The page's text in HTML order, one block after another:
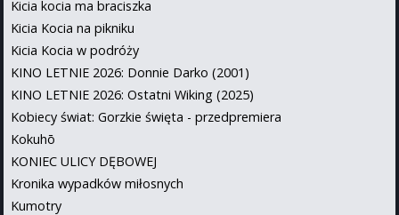
Kicia kocia ma braciszka
Kicia Kocia na pikniku
Kicia Kocia w podróży
KINO LETNIE 2026: Donnie Darko (2001)
KINO LETNIE 2026: Ostatni Wiking (2025)
Kobiecy świat: Gorzkie święta - przedpremiera
Kokuhō
KONIEC ULICY DĘBOWEJ
Kronika wypadków miłosnych
Kumotry